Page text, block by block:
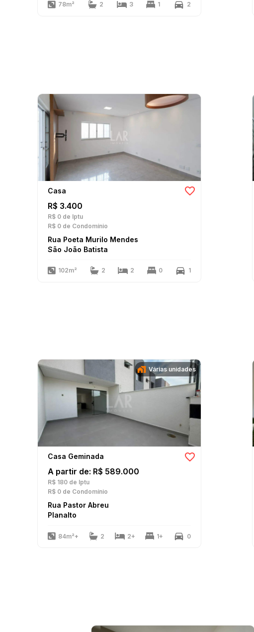
78m² 2 3 1 2
Casa
R$ 3.400
R$ 0 de Iptu
R$ 0 de Condomínio
Rua Poeta Murilo Mendes
São João Batista
102m² 2 2 0 1
Várias unidades
Casa Geminada
A partir de: R$ 589.000
R$ 180 de Iptu
R$ 0 de Condomínio
Rua Pastor Abreu
Planalto
84m²+ 2 2+ 1+ 0